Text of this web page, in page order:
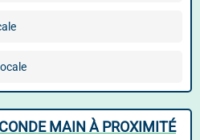
MAIN À PROXIMITÉ